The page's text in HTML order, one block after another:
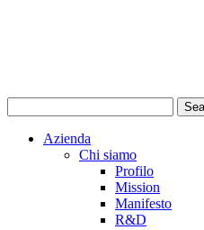
Azienda
Chi siamo
Profilo
Mission
Manifesto
R&D